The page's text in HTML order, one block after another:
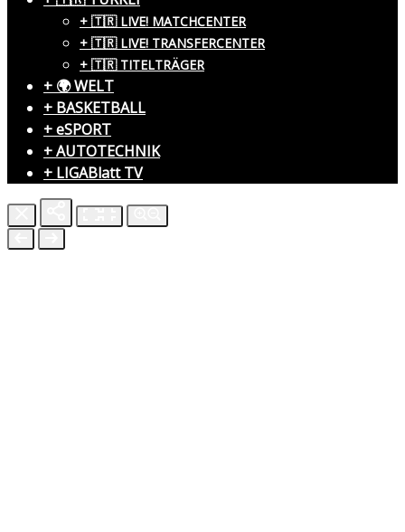
+ 🇹🇷 LIVE! MATCHCENTER
+ 🇹🇷 LIVE! TRANSFERCENTER
+ 🇹🇷 TITELTRÄGER
+ 🌍 WELT
+ BASKETBALL
+ eSPORT
+ AUTOTECHNIK
+ LIGABlatt TV